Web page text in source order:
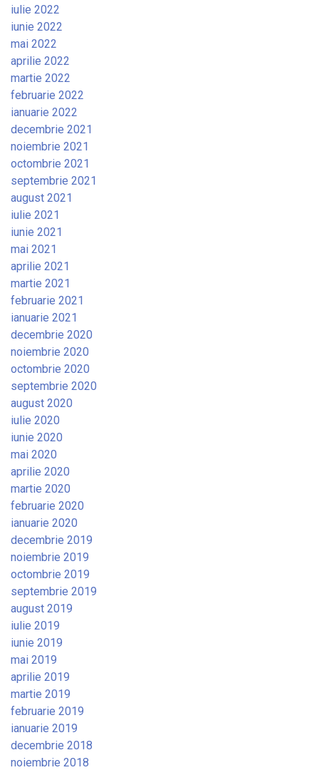
iulie 2022
iunie 2022
mai 2022
aprilie 2022
martie 2022
februarie 2022
ianuarie 2022
decembrie 2021
noiembrie 2021
octombrie 2021
septembrie 2021
august 2021
iulie 2021
iunie 2021
mai 2021
aprilie 2021
martie 2021
februarie 2021
ianuarie 2021
decembrie 2020
noiembrie 2020
octombrie 2020
septembrie 2020
august 2020
iulie 2020
iunie 2020
mai 2020
aprilie 2020
martie 2020
februarie 2020
ianuarie 2020
decembrie 2019
noiembrie 2019
octombrie 2019
septembrie 2019
august 2019
iulie 2019
iunie 2019
mai 2019
aprilie 2019
martie 2019
februarie 2019
ianuarie 2019
decembrie 2018
noiembrie 2018